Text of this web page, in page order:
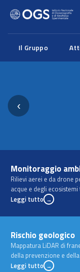
Il Gruppo
‹
Monitoraggio
Rilievi aerei e da drone
acque e degli
Leggi tutto →
Rischio geologico
Mappatura LiDAR di
della prevenzione e
Leggi tutto →